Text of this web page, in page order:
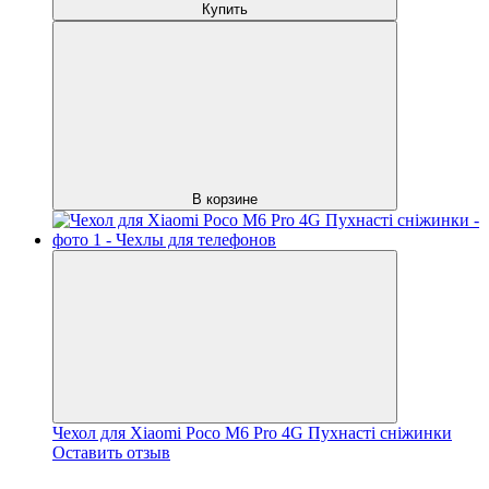
Купить
В корзине
Чехол для Xiaomi Poco M6 Pro 4G Пухнасті сніжинки
Оставить отзыв